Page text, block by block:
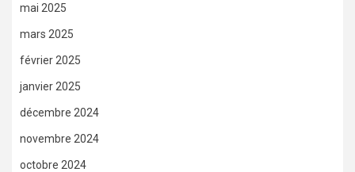
mai 2025
mars 2025
février 2025
janvier 2025
décembre 2024
novembre 2024
octobre 2024